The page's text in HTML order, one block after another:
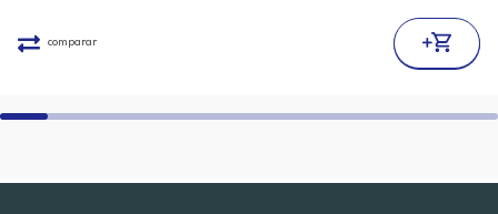
comparar